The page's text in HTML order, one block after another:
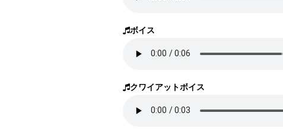
ボイス
クワイアットボイス